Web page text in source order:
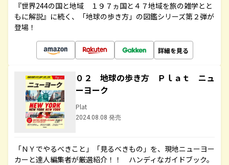
『世界244の国と地域 １９７ヵ国と４７地域を旅の雑学とと
もに解説』に続く、「地球の歩き方」の図鑑シリーズ第２弾が
登場！
詳細を見る
０２ 地球の歩き方 Ｐｌａｔ ニュ
ーヨーク
Plat
2024.08.08 発売
「ＮＹでやるべきこと」「見るべきもの」を、現地ニューヨー
カーと達人編集者が厳選紹介！！ ハンディなガイドブック。